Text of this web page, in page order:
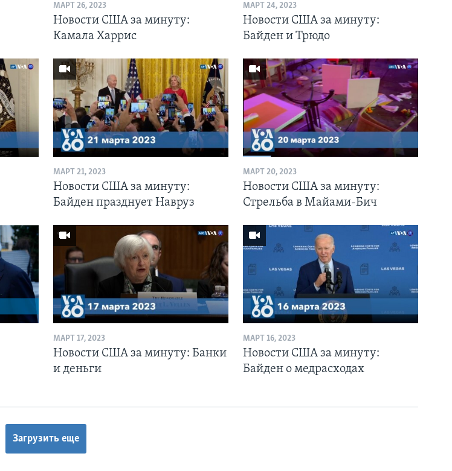
МАРТ 26, 2023
Новости США за минуту:
Камала Харрис
МАРТ 24, 2023
Новости США за минуту:
Байден и Трюдо
МАРТ 21, 2023
Новости США за минуту:
Байден празднует Навруз
МАРТ 20, 2023
Новости США за минуту:
Стрельба в Майами-Бич
МАРТ 17, 2023
Новости США за минуту: Банки
и деньги
МАРТ 16, 2023
Новости США за минуту:
Байден о медрасходах
Загрузить еще